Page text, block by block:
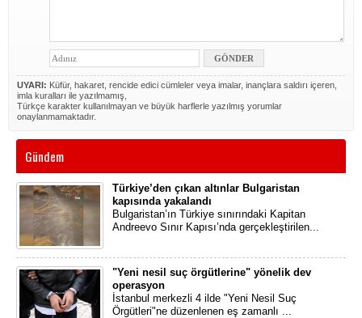
UYARI: Küfür, hakaret, rencide edici cümleler veya imalar, inançlara saldırı içeren,
imla kuralları ile yazılmamış,
Türkçe karakter kullanılmayan ve büyük harflerle yazılmış yorumlar
onaylanmamaktadır.
Gündem
Türkiye’den çıkan altınlar Bulgaristan
kapısında yakalandı
Bulgaristan’ın Türkiye sınırındaki Kapitan
Andreevo Sınır Kapısı’nda gerçekleştirilen...
"Yeni nesil suç örgütlerine" yönelik dev
operasyon
İstanbul merkezli 4 ilde "Yeni Nesil Suç
Örgütleri"ne düzenlenen eş zamanlı ...